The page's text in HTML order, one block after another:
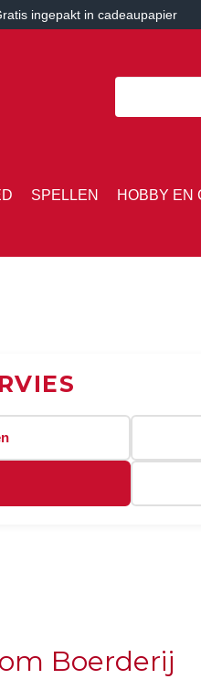
ingepakt in cadeaupapier
SPELLEN HOBBY EN
Boerderij